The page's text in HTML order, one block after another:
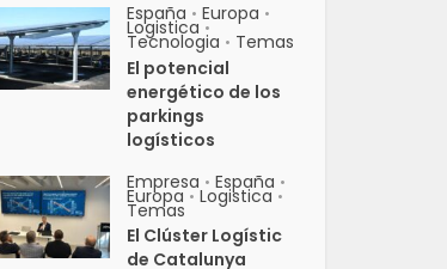
España • Europa •
Logistica •
Tecnologia • Temas
El potencial
energético de los
parkings
logísticos
Empresa • España •
Europa • Logistica •
Temas
El Clúster Logístic
de Catalunya